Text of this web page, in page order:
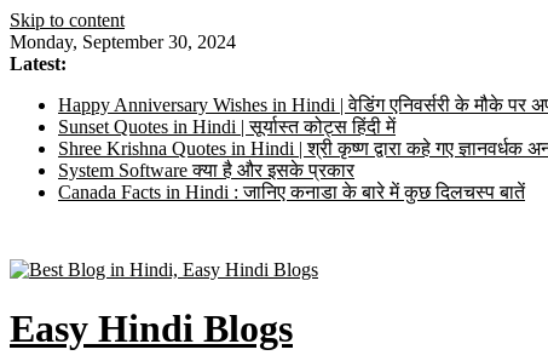
Skip to content
Monday, September 30, 2024
Latest:
Happy Anniversary Wishes in Hindi | वेडिंग एनिवर्सरी के मौके पर
Sunset Quotes in Hindi | सूर्यास्त कोट्स हिंदी में
Shree Krishna Quotes in Hindi | श्री कृष्ण द्वारा कहे गए ज्ञानवर्धक
System Software क्या है और इसके प्रकार
Canada Facts in Hindi : जानिए कनाडा के बारे में कुछ दिलचस्प बातें
Easy Hindi Blogs